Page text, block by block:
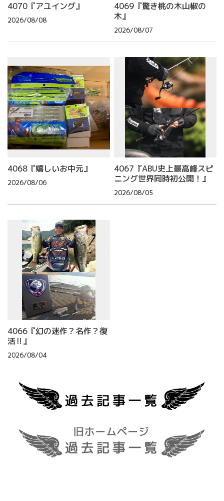
4070『アユイング』
2026/08/08
4069『驚き桃の木山椒の
木』
2026/08/07
4068『嬉しいお中元』
2026/08/06
4067『ABU史上最高峰スピ
ニング世界同時初公開！』
2026/08/05
4066『幻の迷作？名作？復
活‼』
2026/08/04